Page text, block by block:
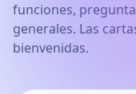
funciones,
generales. Las
bienvenidas.